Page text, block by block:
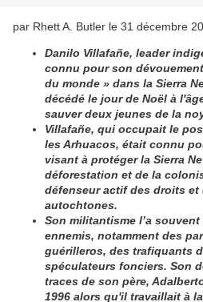
par Rhett A. Butler le 31 décembre
Danilo Villafañe, leader
connu pour son
du monde » dans la Sierra
décédé le jour de Noël à
sauver deux jeunes de la
Villafañe, qui occupait le
les Arhuacos, était connu
visant à protéger la Sierra
déforestation et de la
défenseur actif des droits et
autochtones.
Son militantisme l’a
ennemis, notamment des
guérilleros, des trafiquants
spéculateurs fonciers. Son
traces de son père,
1996 alors qu'il travaillait à